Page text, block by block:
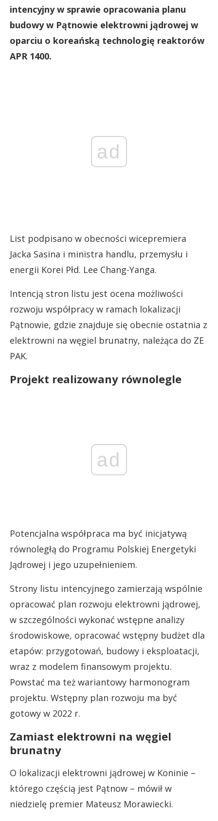
intencyjny w sprawie opracowania planu
budowy w Pątnowie elektrowni jądrowej w
oparciu o koreańską technologię reaktorów
APR 1400.
ad
List podpisano w obecności wicepremiera
Jacka Sasina i ministra handlu, przemysłu i
energii Korei Płd. Lee Chang-Yanga.
Intencją stron listu jest ocena możliwości
rozwoju współpracy w ramach lokalizacji
Pątnowie, gdzie znajduje się obecnie ostatnia z
elektrowni na węgiel brunatny, należąca do ZE
PAK.
Projekt realizowany równolegle
ad
Potencjalna współpraca ma być inicjatywą
równoległą do Programu Polskiej Energetyki
Jądrowej i jego uzupełnieniem.
Strony listu intencyjnego zamierzają wspólnie
opracować plan rozwoju elektrowni jądrowej,
w szczególności wykonać wstępne analizy
środowiskowe, opracować wstępny budżet dla
etapów: przygotowań, budowy i eksploatacji,
wraz z modelem finansowym projektu.
Powstać ma też wariantowy harmonogram
projektu. Wstępny plan rozwoju ma być
gotowy w 2022 r.
Zamiast elektrowni na węgiel
brunatny
O lokalizacji elektrowni jądrowej w Koninie –
którego częścią jest Pątnow – mówił w
niedzielę premier Mateusz Morawiecki.